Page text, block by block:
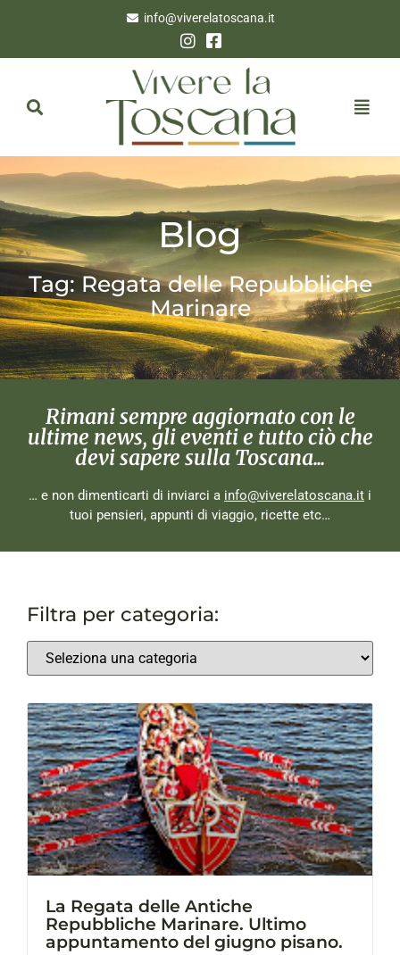
info@viverelatoscana.it
Blog
Tag: Regata delle Repubbliche
Marinare
Rimani sempre aggiornato con le
ultime news, gli eventi e tutto ciò che
devi sapere sulla Toscana...
… e non dimenticarti di inviarci a info@viverelatoscana.it i
tuoi pensieri, appunti di viaggio, ricette etc…
Filtra per categoria:
La Regata delle Antiche
Repubbliche Marinare. Ultimo
appuntamento del giugno pisano.